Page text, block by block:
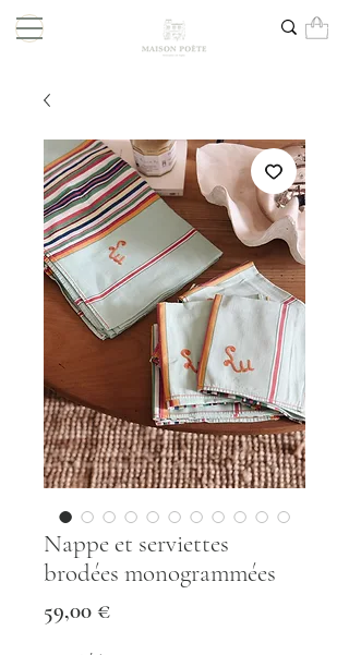
Nappe et serviettes
brodées monogrammées
59,00 €Prix